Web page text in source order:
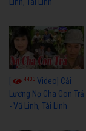
4433 Video] Cải
Lương Nợ Cha Con Trả
- Vũ Linh, Tài Linh